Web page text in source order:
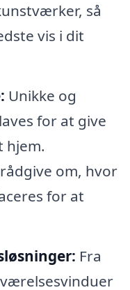
så
vis i dit
Unikke og
for at give
hjem.
om, hvor
for at
Fra